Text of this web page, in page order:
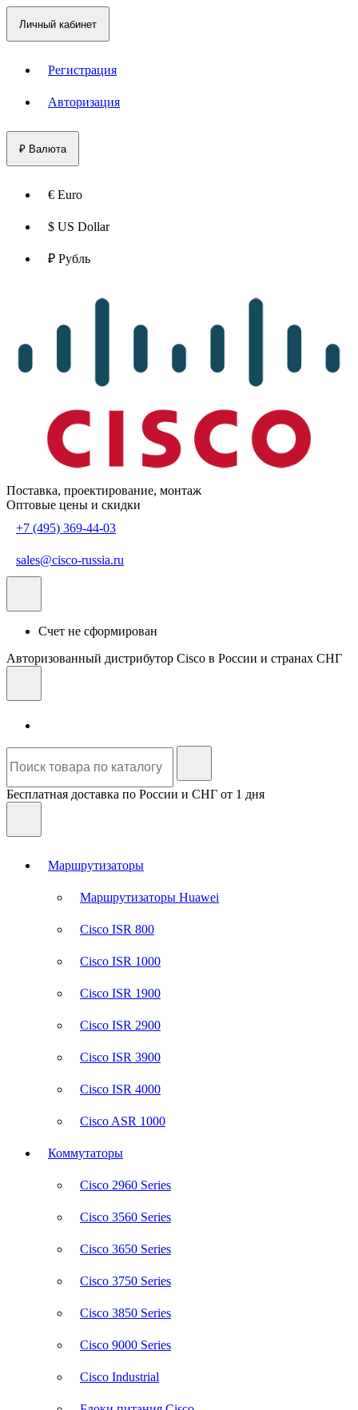
Личный кабинет
Регистрация
Авторизация
₽ Валюта
€ Euro
$ US Dollar
₽ Рубль
Поставка, проектирование, монтаж
Оптовые цены и скидки
+7 (495) 369-44-03
sales@cisco-russia.ru
Счет не сформирован
Авторизованный дистрибутор Cisco в России и странах СНГ
Бесплатная доставка по России и СНГ от 1 дня
Маршрутизаторы
Маршрутизаторы Huawei
Cisco ISR 800
Cisco ISR 1000
Cisco ISR 1900
Cisco ISR 2900
Cisco ISR 3900
Cisco ISR 4000
Cisco ASR 1000
Коммутаторы
Cisco 2960 Series
Cisco 3560 Series
Cisco 3650 Series
Cisco 3750 Series
Cisco 3850 Series
Cisco 9000 Series
Cisco Industrial